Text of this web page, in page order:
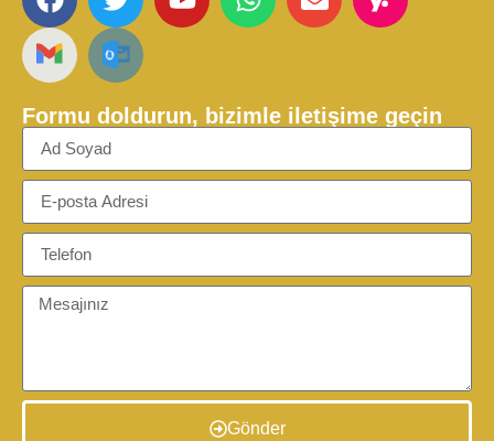
Formu doldurun, bizimle iletişime geçin
Gönder